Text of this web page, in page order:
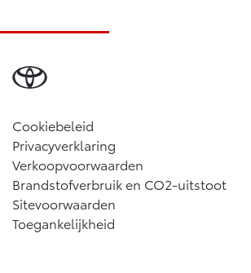
Cookiebeleid
Privacyverklaring
Verkoopvoorwaarden
Brandstofverbruik en CO2-uitstoot
Sitevoorwaarden
Toegankelijkheid